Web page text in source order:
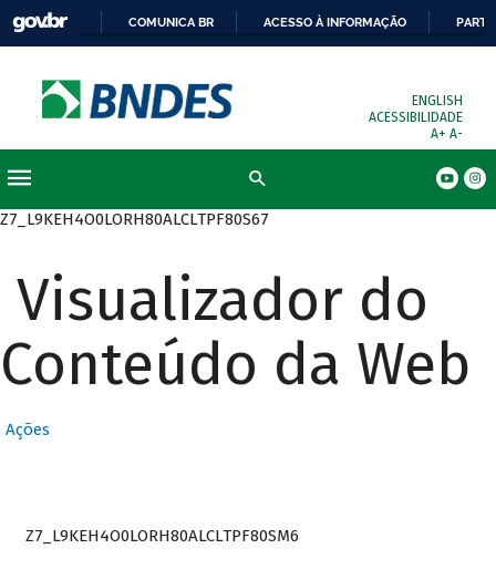
COMUNICA BR ACESSO À INFORMAÇÃO
ENGLISH
ACESSIBILIDADE
A+ A-
Z7_L9KEH4O0LORH80ALCLTPF80S67
Visualizador do
Conteúdo da Web
Ações
Z7_L9KEH4O0LORH80ALCLTPF80SM6